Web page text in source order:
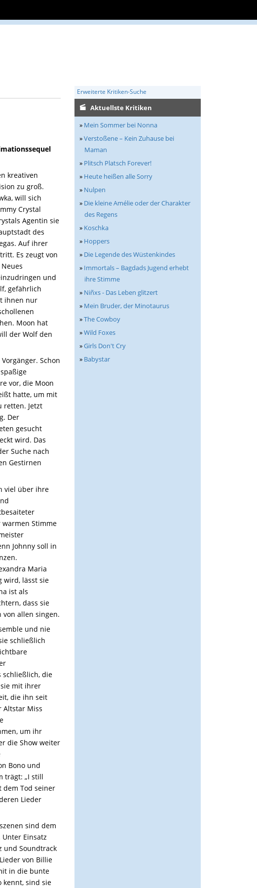
Erweiterte Kritiken-Suche
kreativen
zu groß.
will sich
Crystal
Agentin sie
des
Auf ihrer
Es zeugt von
und
gefährlich
ihnen nur
Moon hat
der Wolf den
Schon
vor, die Moon
hatte, um mit
retten. Jetzt
Der
gesucht
wird. Das
Suche nach
Gestirnen
viel über ihre
Stimme
Johnny soll in
Maria
wird, lässt sie
ist als
dass sie
von allen singen.
und nie
schließlich
schließlich, die
mit ihrer
die ihn seit
Altstar Miss
um ihr
die Show weiter
Bono und
trägt: „I still
dem Tod seiner
Lieder
sind dem
Einsatz
und Soundtrack
von Billie
in die bunte
kennt, sind sie
Aktuellste Kritiken
» Mein Sommer bei Nonna
»Verstoßene – Kein Zuhause bei
Maman
» Plitsch Platsch Forever!
» Heute heißen alle Sorry
» Nulpen
» Die kleine Amélie oder der Charakter
des Regens
» Koschka
» Hoppers
» Die Legende des Wüstenkindes
» Immortals – Bagdads Jugend erhebt
ihre Stimme
» Niñxs - Das Leben glitzert
» Mein Bruder, der Minotaurus
»The Cowboy
»Wild Foxes
»Girls Don't Cry
» Babystar